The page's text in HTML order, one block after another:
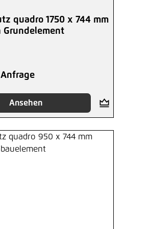
quadro 1750 x 744 mm
Grundelement
Ansehen